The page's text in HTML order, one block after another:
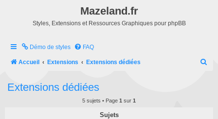
Mazeland.fr
Styles, Extensions et Ressources Graphiques pour phpBB
Démo de styles FAQ
Accueil Extensions Extensions dédiées
Extensions dédiées
5 sujets • Page 1 sur 1
Sujets